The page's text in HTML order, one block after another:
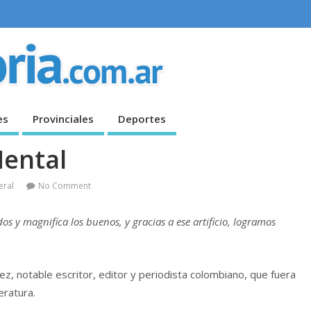
Provinciales Deportes
No Comment
y magnifica los buenos, y gracias a ese artificio, logramos
notable escritor, editor y periodista colombiano, que fuera